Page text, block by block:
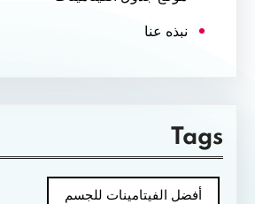
نبذه عنا
Tags
أفضل الفيتامينات للجسم